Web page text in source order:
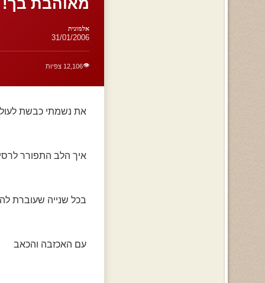
מאוהבת בך!
אלמונית
31/01/2006
👁️12,106 צפיות
את נשמתי כבשת
איך הלב התפורר
בכל שנייה שעוברת
עם האכזבה והכאב